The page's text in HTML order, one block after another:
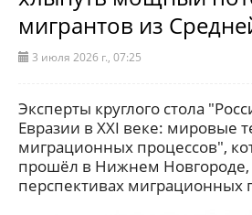
мигрантов из
3 июля 2026 г., 07:25
Эксперты круглого стола
Евразии в XXI веке: мировые
миграционных процессов",
прошёл в Нижнем Новгороде,
перспективах миграционных